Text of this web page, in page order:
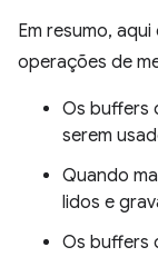
Em resumo,
operações de
Os buffers
serem
Quando
lidos e
Os buffers